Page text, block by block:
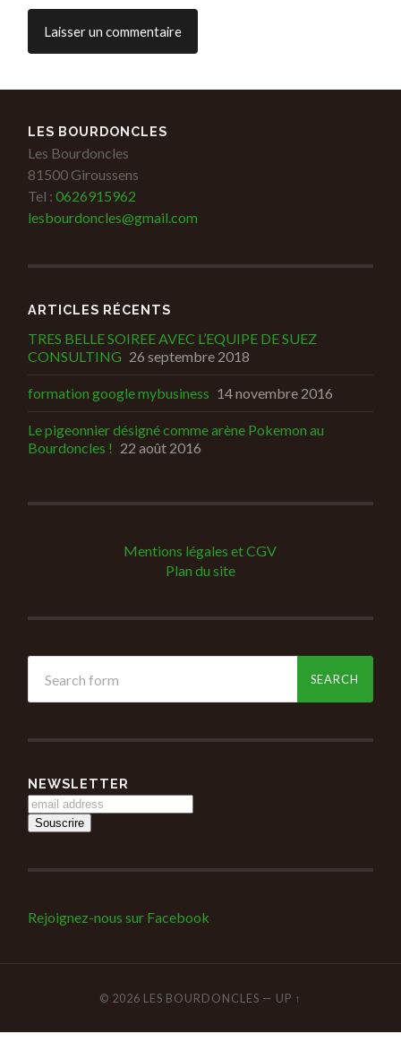
LES BOURDONCLES
Les Bourdoncles
81500 Giroussens
Tel : 0626915962
lesbourdoncles@gmail.com
ARTICLES RÉCENTS
TRES BELLE SOIREE AVEC L’EQUIPE DE SUEZ
CONSULTING 26 septembre 2018
formation google mybusiness 14 novembre 2016
Le pigeonnier désigné comme arène Pokemon au
Bourdoncles ! 22 août 2016
Mentions légales et CGV
Plan du site
NEWSLETTER
Rejoignez-nous sur Facebook
© 2026 LES BOURDONCLES — UP ↑